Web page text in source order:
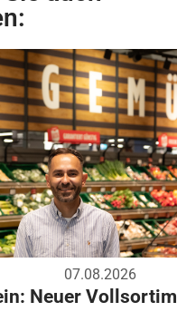
07.08.2026
Neuer